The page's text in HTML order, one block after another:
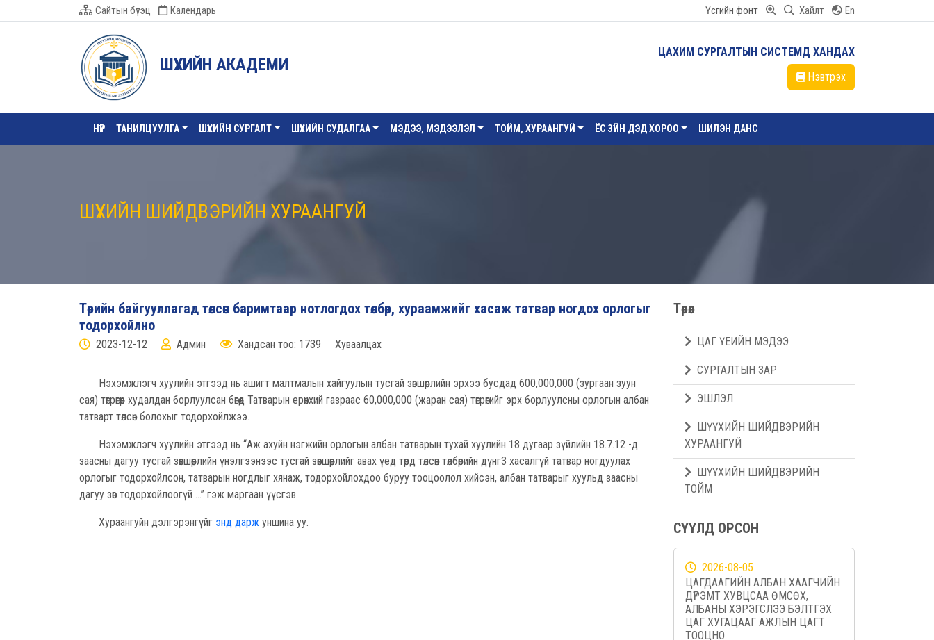
Сайтын бүтэц Календарь Үсгийн фонт Хайлт En
ШҮҮХИЙН АКАДЕМИ
ЦАХИМ СУРГАЛТЫН СИСТЕМД ХАНДАХ
Нэвтрэх
НҮҮР ТАНИЛЦУУЛГА ШҮҮХИЙН СУРГАЛТ ШҮҮХИЙН СУДАЛГАА МЭДЭЭ, МЭДЭЭЛЭЛ ТОЙМ, ХУРААНГУЙ ЁС ЗҮЙН ДЭД ХОРОО ШИЛЭН ДАНС
ШҮҮХИЙН ШИЙДВЭРИЙН ХУРААНГУЙ
Төрийн байгууллагад төлсөн баримтаар нотлогдох төлбөр, хураамжийг хасаж татвар ногдох орлогыг
тодорхойлно
2023-12-12 Админ Хандсан тоо: 1739 Хуваалцах
Нэхэмжлэгч хуулийн этгээд нь ашигт малтмалын хайгуулын тусгай зөвшөөрлийн эрхээ бусдад 600,000,000 (зургаан зуун
сая) төгрөгөөр худалдан борлуулсан бөгөөд Татварын ерөнхий газраас 60,000,000 (жаран сая) төгрөгийг эрх борлуулсны орлогын албан
татварт төлсөн болохыг тодорхойлжээ.
Нэхэмжлэгч хуулийн этгээд нь “Аж ахуйн нэгжийн орлогын албан татварын тухай хуулийн 18 дугаар зүйлийн 18.7.12 -д
заасны дагуу тусгай зөвшөөрлийн үнэлгээнээс тусгай зөвшөөрлийг авах үед төрд төлсөн төлбөрийн дүнг3 хасалгүй татвар ногдуулах
орлогыг тодорхойлсон, татварын ногдлыг хянаж, тодорхойлохдоо буруу тооцоолол хийсэн, албан татварыг хуульд заасны
дагуу зөв тодорхойлоогүй ...” гэж маргаан үүсгэв.
Хураангуйн дэлгэрэнгүйг энд дарж уншина уу.
Төрөл
ЦАГ ҮЕИЙН МЭДЭЭ
СУРГАЛТЫН ЗАР
ЭШЛЭЛ
ШҮҮХИЙН ШИЙДВЭРИЙН
ХУРААНГУЙ
ШҮҮХИЙН ШИЙДВЭРИЙН
ТОЙМ
СҮҮЛД ОРСОН
2026-08-05
ЦАГДААГИЙН АЛБАН ХААГЧИЙН
ДҮРЭМТ ХУВЦСАА ӨМСӨХ,
АЛБАНЫ ХЭРЭГСЛЭЭ БЭЛТГЭХ
ЦАГ ХУГАЦААГ АЖЛЫН ЦАГТ
ТООЦНО